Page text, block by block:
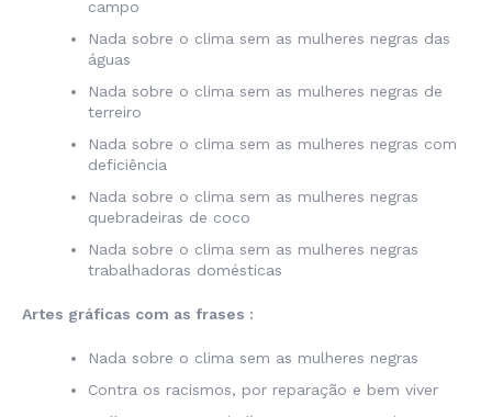
campo
Nada sobre o clima sem as mulheres negras das
águas
Nada sobre o clima sem as mulheres negras de
terreiro
Nada sobre o clima sem as mulheres negras com
deficiência
Nada sobre o clima sem as mulheres negras
quebradeiras de coco
Nada sobre o clima sem as mulheres negras
trabalhadoras domésticas
Artes gráficas com as frases :
Nada sobre o clima sem as mulheres negras
Contra os racismos, por reparação e bem viver